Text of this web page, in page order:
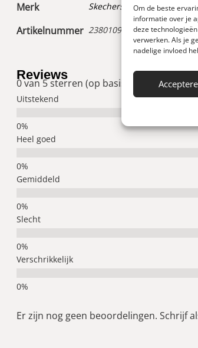
Om de beste
informatie over je
deze
verwerken. Als je
nadelige invloed
Merk Skechers
Artikelnummer 238010960000
Reviews
0 van 5 sterren (op basis van 0 reviews)
Uitstekend
Heel goed
Gemiddeld
Slecht
Verschrikkelijk
Er zijn nog geen beoordelingen. Schrijf